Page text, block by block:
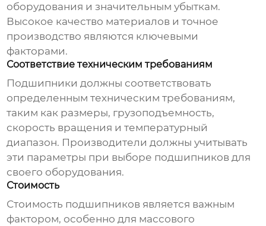
оборудования и значительным убыткам.
Высокое качество материалов и точное
производство являются ключевыми
факторами.
Соответствие техническим требованиям
Подшипники должны соответствовать
определенным техническим требованиям,
таким как размеры, грузоподъемность,
скорость вращения и температурный
диапазон. Производители должны учитывать
эти параметры при выборе подшипников для
своего оборудования.
Стоимость
Стоимость подшипников является важным
фактором, особенно для массового